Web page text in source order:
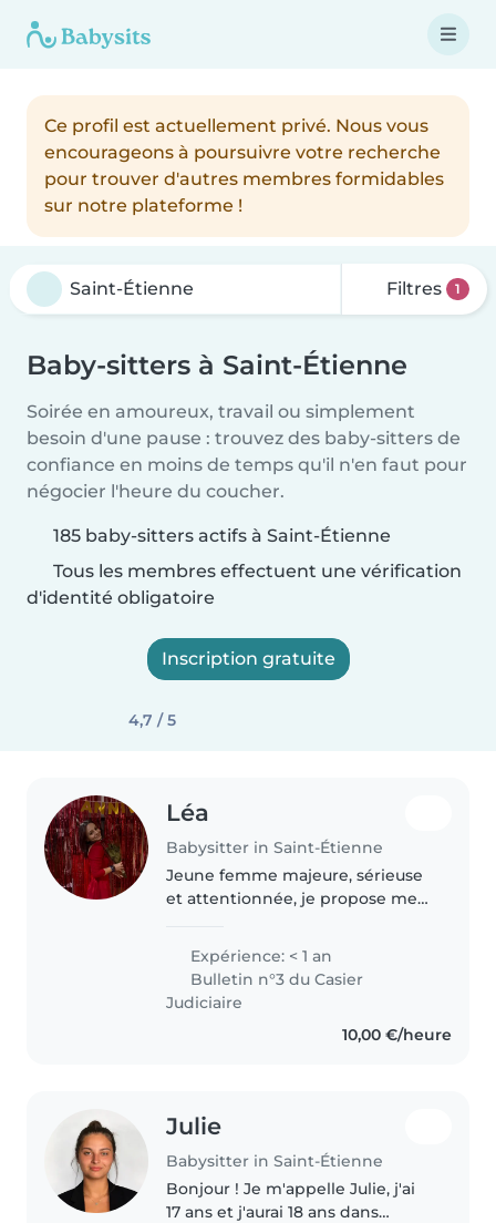
Ce profil est actuellement privé. Nous vous
encourageons à poursuivre votre recherche
pour trouver d'autres membres formidables
sur notre plateforme !
Filtres 1
Baby-sitters à Saint-Étienne
Soirée en amoureux, travail ou simplement
besoin d'une pause : trouvez des baby-sitters de
confiance en moins de temps qu'il n'en faut pour
négocier l'heure du coucher.
185 baby-sitters actifs à Saint-Étienne
Tous les membres effectuent une vérification
d'identité obligatoire
Inscription gratuite
4,7 / 5
Léa
Babysitter in Saint-Étienne
Jeune femme majeure, sérieuse
et attentionnée, je propose mes
bienveillance et sécurité. Ayant
toujours aimé le contact avec les
enfants, je suis à l'aise avec..
Expérience: < 1 an
Bulletin n°3 du Casier
Judiciaire
10,00 €/heure
Julie
Babysitter in Saint-Étienne
Bonjour ! Je m'appelle Julie, j'ai
17 ans et j'aurai 18 ans dans